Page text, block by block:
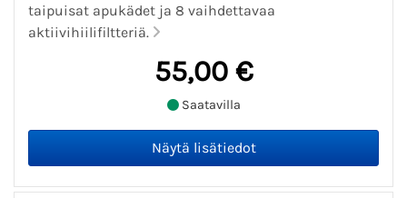
taipuisat apukädet ja 8 vaihdettavaa
aktiivihiilifiltteriä.
55,00 €
Saatavilla